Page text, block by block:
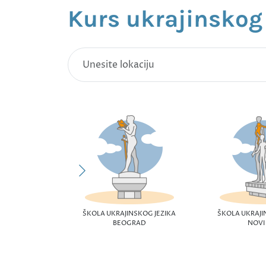
Kurs
ŠKOLA UKRAJINSKOG JEZIKA
BEOGRAD
ŠKOLA